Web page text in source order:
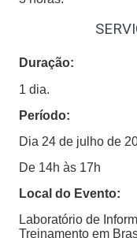
Duração:
1 dia.
Período:
Dia 24 de julho de
De 14h às 17h
Local do Evento:
Laboratório de
Treinamento em